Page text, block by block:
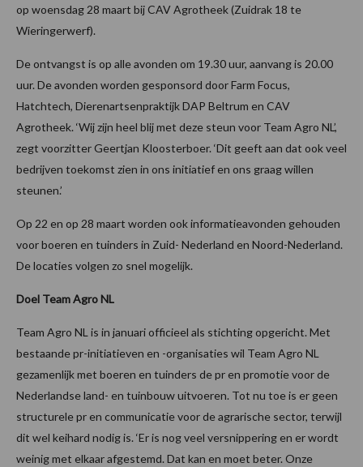
op woensdag 28 maart bij CAV Agrotheek (Zuidrak 18 te
Wieringerwerf).
De ontvangst is op alle avonden om 19.30 uur, aanvang is 20.00
uur. De avonden worden gesponsord door Farm Focus,
Hatchtech, Dierenartsenpraktijk DAP Beltrum en CAV
Agrotheek. ‘Wij zijn heel blij met deze steun voor Team Agro NL’,
zegt voorzitter Geertjan Kloosterboer. ‘Dit geeft aan dat ook veel
bedrijven toekomst zien in ons initiatief en ons graag willen
steunen.’
Op 22 en op 28 maart worden ook informatieavonden gehouden
voor boeren en tuinders in Zuid- Nederland en Noord-Nederland.
De locaties volgen zo snel mogelijk.
Doel Team Agro NL
Team Agro NL is in januari officieel als stichting opgericht. Met
bestaande pr-initiatieven en -organisaties wil Team Agro NL
gezamenlijk met boeren en tuinders de pr en promotie voor de
Nederlandse land- en tuinbouw uitvoeren. Tot nu toe is er geen
structurele pr en communicatie voor de agrarische sector, terwijl
dit wel keihard nodig is. ‘Er is nog veel versnippering en er wordt
weinig met elkaar afgestemd. Dat kan en moet beter. Onze